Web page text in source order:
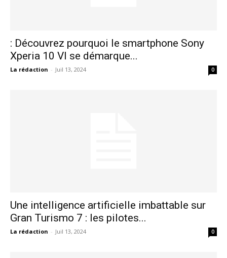
: Découvrez pourquoi le smartphone Sony
Xperia 10 VI se démarque...
La rédaction - Juil 13, 2024 0
Une intelligence artificielle imbattable sur
Gran Turismo 7 : les pilotes...
La rédaction - Juil 13, 2024 0